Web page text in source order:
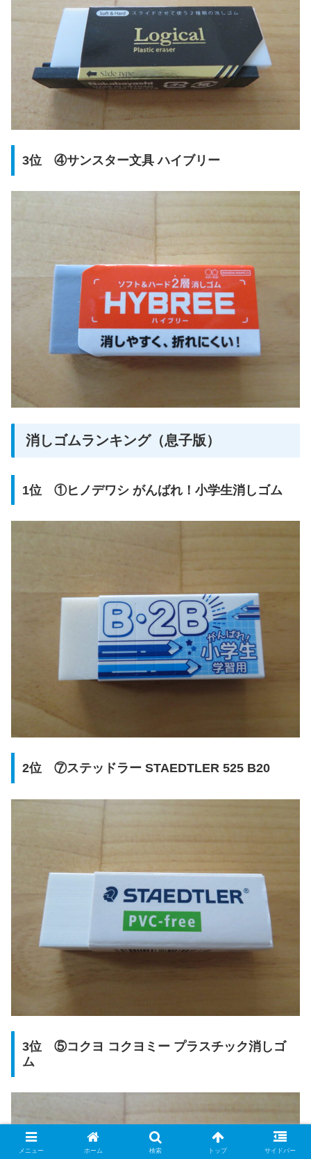
3位 ④サンスター文具 ハイブリー
消しゴムランキング（息子版）
1位 ①ヒノデワシ がんばれ！小学生消しゴム
2位 ⑦ステッドラー STAEDTLER 525 B20
3位 ⑤コクヨ コクヨミー プラスチック消しゴ
ム
メニュー ホーム 検索 トップ サイドバー